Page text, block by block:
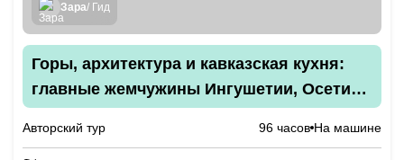
Зара/ Гид
Горы, архитектура и кавказская кухня:
главные жемчужины Ингушетии, Осетии
Авторский тур 96 часов На машине